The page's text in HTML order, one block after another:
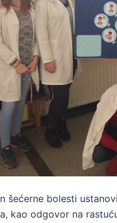
šećerne bolesti
kao odgovor na